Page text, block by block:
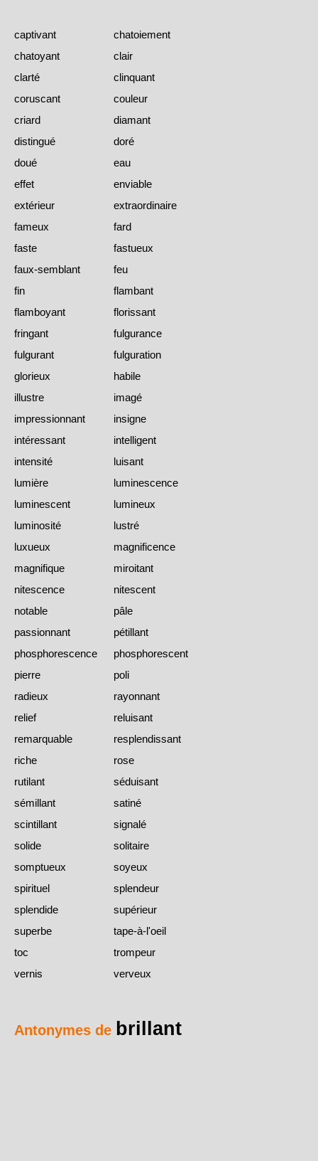
captivant
chatoiement
chatoyant
clair
clarté
clinquant
coruscant
couleur
criard
diamant
distingué
doré
doué
eau
effet
enviable
extérieur
extraordinaire
fameux
fard
faste
fastueux
faux-semblant
feu
fin
flambant
flamboyant
florissant
fringant
fulgurance
fulgurant
fulguration
glorieux
habile
illustre
imagé
impressionnant
insigne
intéressant
intelligent
intensité
luisant
lumière
luminescence
luminescent
lumineux
luminosité
lustré
luxueux
magnificence
magnifique
miroitant
nitescence
nitescent
notable
pâle
passionnant
pétillant
phosphorescence
phosphorescent
pierre
poli
radieux
rayonnant
relief
reluisant
remarquable
resplendissant
riche
rose
rutilant
séduisant
sémillant
satiné
scintillant
signalé
solide
solitaire
somptueux
soyeux
spirituel
splendeur
splendide
supérieur
superbe
tape-à-l'oeil
toc
trompeur
vernis
verveux
Antonymes de brillant